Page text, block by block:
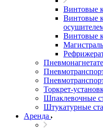
Винтовые
Винтовые
Винтовые
Торкрет-
Шпаклевочные
Штукатурные
Аренда